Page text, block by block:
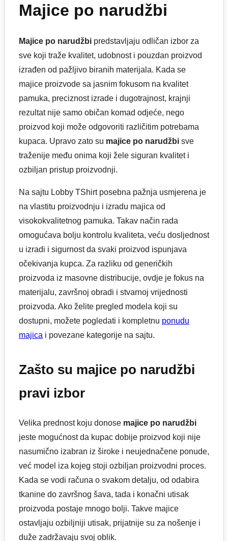
Majice po narudžbi
Majice po narudžbi predstavljaju odličan izbor za
sve koji traže kvalitet, udobnost i pouzdan proizvod
izrađen od pažljivo biranih materijala. Kada se
majice proizvode sa jasnim fokusom na kvalitet
pamuka, preciznost izrade i dugotrajnost, krajnji
rezultat nije samo običan komad odjeće, nego
proizvod koji može odgovoriti različitim potrebama
kupaca. Upravo zato su majice po narudžbi sve
traženije među onima koji žele siguran kvalitet i
ozbiljan pristup proizvodnji.
Na sajtu Lobby TShirt posebna pažnja usmjerena je
na vlastitu proizvodnju i izradu majica od
visokokvalitetnog pamuka. Takav način rada
omogućava bolju kontrolu kvaliteta, veću dosljednost
u izradi i sigurnost da svaki proizvod ispunjava
očekivanja kupca. Za razliku od generičkih
proizvoda iz masovne distribucije, ovdje je fokus na
materijalu, završnoj obradi i stvarnoj vrijednosti
proizvoda. Ako želite pregled modela koji su
dostupni, možete pogledati i kompletnu ponudu
majica i povezane kategorije na sajtu.
Zašto su majice po narudžbi
pravi izbor
Velika prednost koju donose majice po narudžbi
jeste mogućnost da kupac dobije proizvod koji nije
nasumično izabran iz široke i neujednačene ponude,
već model iza kojeg stoji ozbiljan proizvodni proces.
Kada se vodi računa o svakom detalju, od odabira
tkanine do završnog šava, tada i konačni utisak
proizvoda postaje mnogo bolji. Takve majice
ostavljaju ozbiljniji utisak, prijatnije su za nošenje i
duže zadržavaju svoj oblik.